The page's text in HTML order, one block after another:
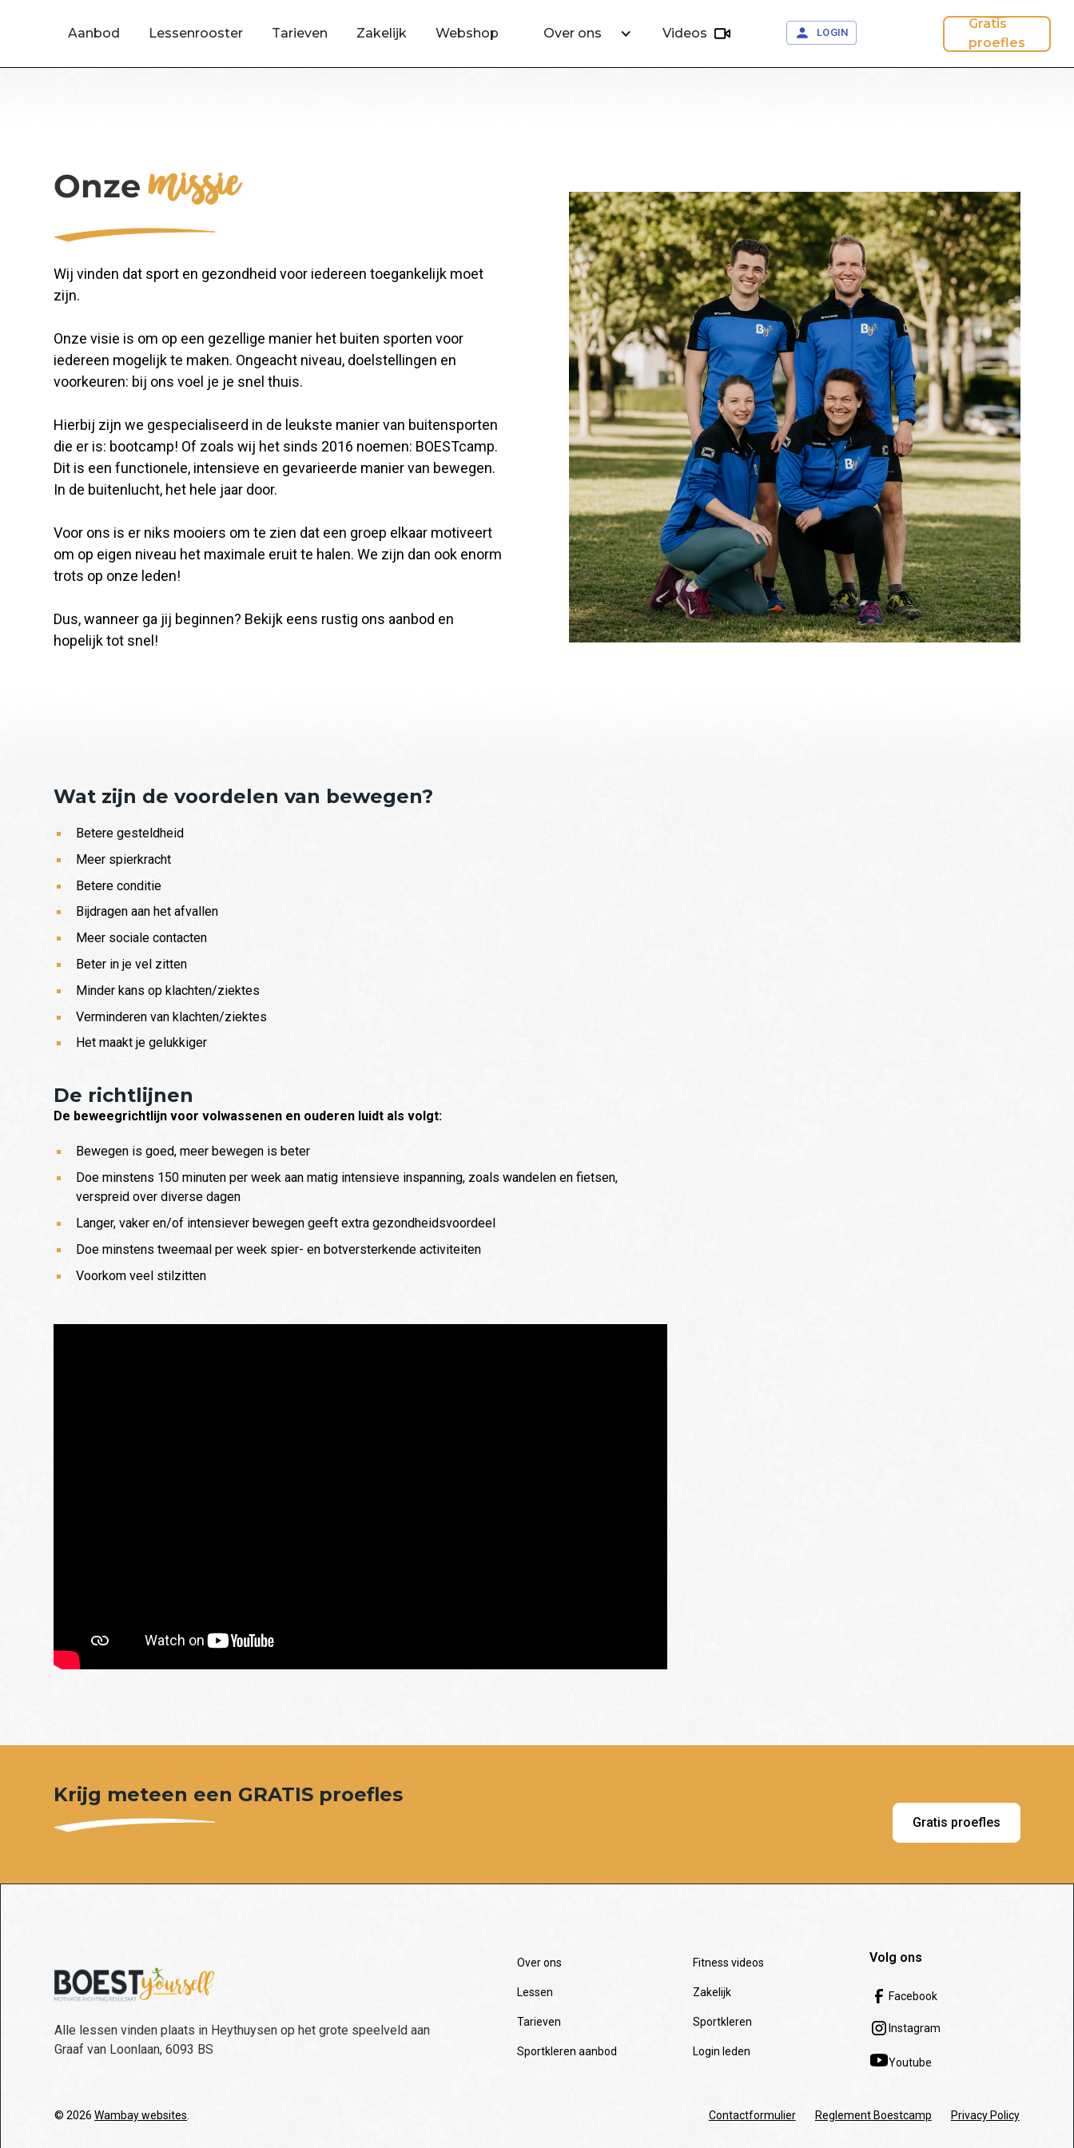
Aanbod Lessenrooster Tarieven Zakelijk Webshop Over ons Videos LOGIN
Gratis
proefles
Onzemissie
Wij vinden dat sport en gezondheid voor iedereen toegankelijk moet
zijn.
Onze visie is om op een gezellige manier het buiten sporten voor
iedereen mogelijk te maken. Ongeacht niveau, doelstellingen en
voorkeuren: bij ons voel je je snel thuis.
Hierbij zijn we gespecialiseerd in de leukste manier van buitensporten
die er is: bootcamp! Of zoals wij het sinds 2016 noemen: BOESTcamp.
Dit is een functionele, intensieve en gevarieerde manier van bewegen.
In de buitenlucht, het hele jaar door.
Voor ons is er niks mooiers om te zien dat een groep elkaar motiveert
om op eigen niveau het maximale eruit te halen. We zijn dan ook enorm
trots op onze leden!
Dus, wanneer ga jij beginnen? Bekijk eens rustig ons aanbod en
hopelijk tot snel!
Wat zijn de voordelen van bewegen?
Betere gesteldheid
Meer spierkracht
Betere conditie
Bijdragen aan het afvallen
Meer sociale contacten
Beter in je vel zitten
Minder kans op klachten/ziektes
Verminderen van klachten/ziektes
Het maakt je gelukkiger
De richtlijnen
De beweegrichtlijn voor volwassenen en ouderen luidt als volgt:
Bewegen is goed, meer bewegen is beter
Doe minstens 150 minuten per week aan matig intensieve inspanning, zoals wandelen en fietsen,
verspreid over diverse dagen
Langer, vaker en/of intensiever bewegen geeft extra gezondheidsvoordeel
Doe minstens tweemaal per week spier- en botversterkende activiteiten
Voorkom veel stilzitten
Krijg meteen een GRATIS proefles
Gratis proefles
Alle lessen vinden plaats in Heythuysen op het grote speelveld aan
Graaf van Loonlaan, 6093 BS
Over ons
Lessen
Tarieven
Sportkleren aanbod
Fitness videos
Zakelijk
Sportkleren
Login leden
Volg ons
Facebook
Instagram
Youtube
© 2026Wambay websites. Contactformulier Reglement Boestcamp Privacy Policy